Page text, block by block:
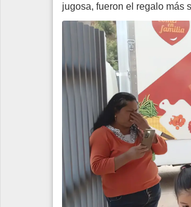
jugosa, fueron el regalo más